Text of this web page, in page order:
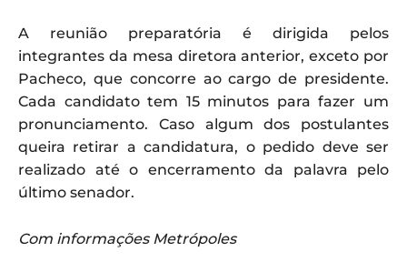
A reunião preparatória é dirigida pelos
integrantes da mesa diretora anterior, exceto por
Pacheco, que concorre ao cargo de presidente.
Cada candidato tem 15 minutos para fazer um
pronunciamento. Caso algum dos postulantes
queira retirar a candidatura, o pedido deve ser
realizado até o encerramento da palavra pelo
último senador.
Com informações Metrópoles